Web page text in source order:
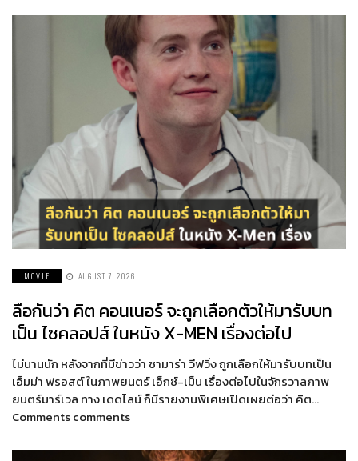
MOVIE AUGUST 7, 2026
ลือกันว่า คิต คอนเนอร์ จะถูกเลือกตัวให้มารับบท
เป็น ไซคลอปส์ ในหนัง X-MEN เรื่องต่อไป
ไม่นานนัก หลังจากที่มีข่าวว่า ซามาร่า วีฟวิ่ง ถูกเลือกให้มารับบทเป็น
เอ็มม่า ฟรอสต์ ในภาพยนตร์ เอ็กซ์-เม็น เรื่องต่อไปในจักรวาลภาพ
ยนตร์มาร์เวล ทาง เดดไลน์ ก็มีรายงานพิเศษเปิดเผยต่อว่า คิต…
Comments comments